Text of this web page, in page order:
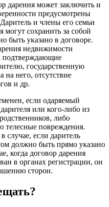
дарения может заключить и
предусмотрены
и члены его семьи
сохранить за собой
быть указано в договоре.
недвижимости
подтверждающие
государственную
на него, отсутствие
и др.
если одаряемый
или кого-либо из
либо
повреждения.
случае, если даритель
должно быть прямо указано
когда договор дарения
в органах регистрации, он
сторон.